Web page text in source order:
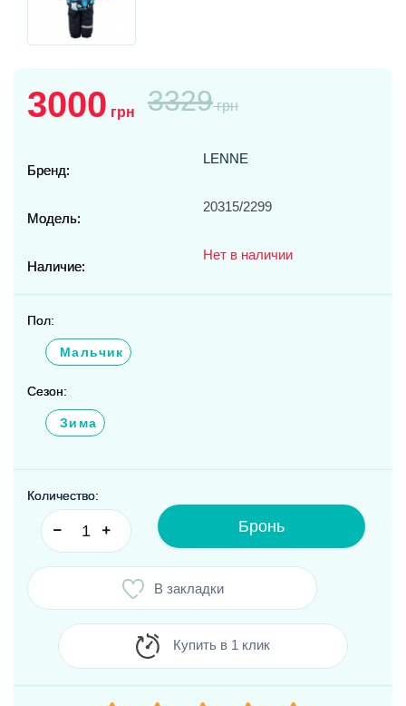
3000 грн 3329грн
Бренд:
LENNE
Модель:
20315/2299
Наличие:
Нет в наличии
Пол:
Мальчик
Сезон:
Зима
Количество:
Бронь
В закладки
Купить в 1 клик